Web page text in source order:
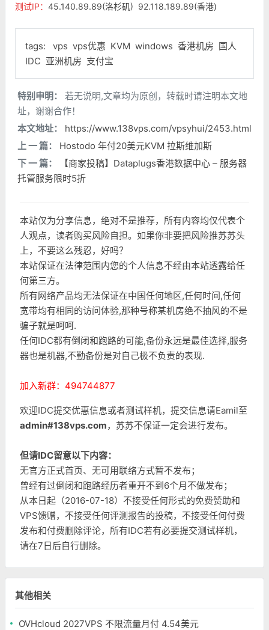
测试IP： 45.140.89.89(洛杉矶) 92.118.189.89(香港)
tags: vps vps优惠 KVM windows 香港机房 国人
IDC 亚洲机房 支付宝
特别申明：
若无说明,文章均为原创，转载时请注明本文地
址，谢谢合作！
本文地址：
https://www.138vps.com/vpsyhui/2453.html
上 一 篇：
Hostodo 年付20美元KVM 拉斯维加斯
下 一 篇：
【商家投稿】Dataplugs香港数据中心 – 服务器
托管服务限时5折
本站仅为分享信息，绝对不是推荐，所有内容均仅代表个
人观点，读者购买风险自担。如果你非要把风险推苏苏头
上，不要这么残忍，好吗？
本站保证在法律范围内您的个人信息不经由本站透露给任
何第三方。
所有网络产品均无法保证在中国任何地区,任何时间,任何
宽带均有相同的访问体验,那种号称某机房绝不抽风的不是
骗子就是呵呵.
任何IDC都有倒闭和跑路的可能,备份永远是最佳选择,服务
器也是机器,不勤备份是对自己极不负责的表现.
加入新群：494744877
欢迎IDC提交优惠信息或者测试样机，提交信息请Eamil至
admin#138vps.com，苏苏不保证一定会进行发布。
但请IDC留意以下内容：
无官方正式首页、无可用联络方式暂不发布；
曾经有过倒闭和跑路经历者重开不到6个月不做发布；
从本日起（2016-07-18）不接受任何形式的免费赞助和
VPS馈赠，不接受任何评测报告的投稿，不接受任何付费
发布和付费删除评论，所有IDC若有必要提交测试样机，
请在7日后自行删除。
其他相关
OVHcloud 2027VPS 不限流量月付 4.54美元